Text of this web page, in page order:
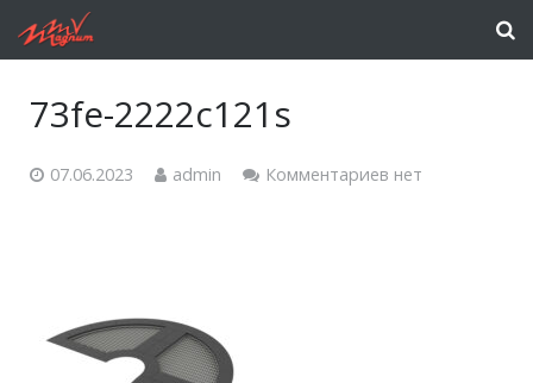
73fe-2222c121s
07.06.2023 admin Комментариев нет